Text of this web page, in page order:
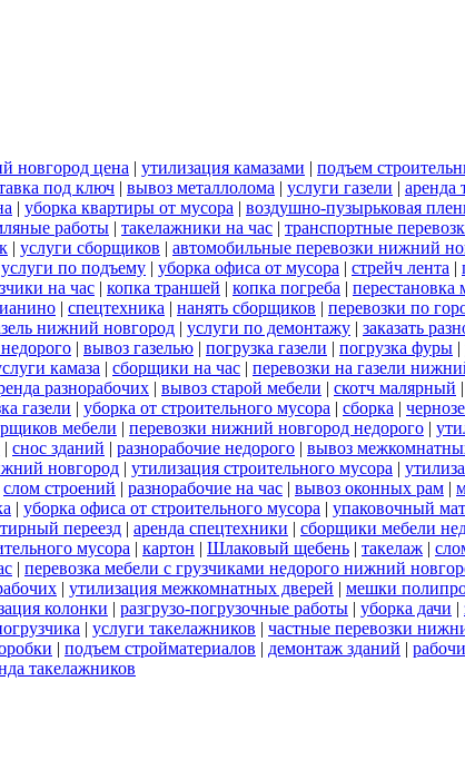
новгород цена | утилизация камазами | подъем
под ключ | вывоз металлолома | услуги газели | аренда
| уборка квартиры от мусора | воздушно-пузырьковая
работы | такелажники на час | транспортные
| услуги сборщиков | автомобильные перевозки нижний
услуги по подъему | уборка офиса от мусора | стрейч лента |
на час | копка траншей | копка погреба | перестановка
| спецтехника | нанять сборщиков | перевозки по
нижний новгород | услуги по демонтажу | заказать
| вывоз газелью | погрузка газели | погрузка фуры |
камаза | сборщики на час | перевозки на газели
разнорабочих | вывоз старой мебели | скотч малярный |
газели | уборка от строительного мусора | сборка |
мебели | перевозки нижний новгород недорого |
| снос зданий | разнорабочие недорого | вывоз
новгород | утилизация строительного мусора |
слом строений | разнорабочие на час | вывоз оконных рам |
| уборка офиса от строительного мусора | упаковочный
переезд | аренда спецтехники | сборщики мебели
мусора | картон | Шлаковый щебень | такелаж |
| перевозка мебели с грузчиками недорого нижний
| утилизация межкомнатных дверей | мешки
колонки | разгрузо-погрузочные работы | уборка дачи |
| услуги такелажников | частные перевозки
| подъем стройматериалов | демонтаж зданий |
такелажников